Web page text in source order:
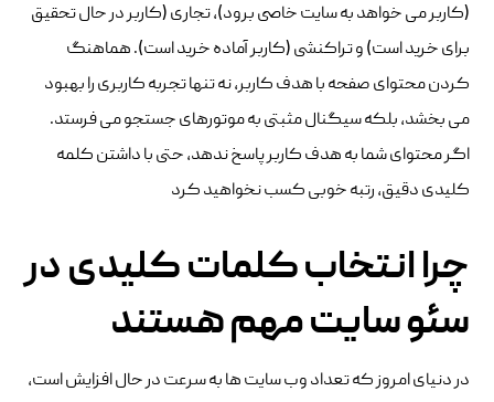
(کاربر می خواهد به سایت خاصی برود)، تجاری (کاربر در حال تحقیق
برای خرید است) و تراکنشی (کاربر آماده خرید است). هماهنگ
کردن محتوای صفحه با هدف کاربر، نه تنها تجربه کاربری را بهبود
می بخشد، بلکه سیگنال مثبتی به موتورهای جستجو می فرستد.
اگر محتوای شما به هدف کاربر پاسخ ندهد، حتی با داشتن کلمه
کلیدی دقیق، رتبه خوبی کسب نخواهید کرد
چرا انتخاب کلمات کلیدی در
سئو سایت مهم هستند
در دنیای امروز که تعداد وب سایت ها به سرعت در حال افزایش است،